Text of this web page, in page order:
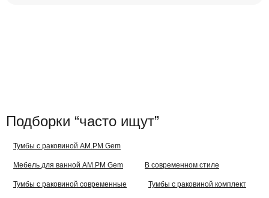
Подборки “часто ищут”
Тумбы с раковиной AM.PM Gem
Мебель для ванной AM.PM Gem В современном стиле
Тумбы с раковиной современные Тумбы с раковиной комплект